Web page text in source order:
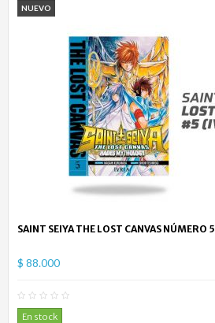
NUEVO
SAINT SEIYA THE LOST CANVAS NÚMERO
$ 88.000
En stock